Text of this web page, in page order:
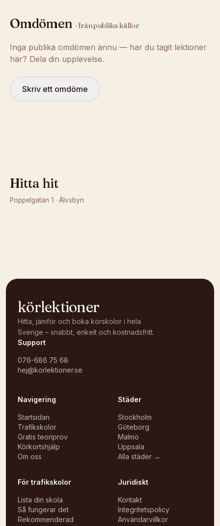
Omdömen · från publika källor
Inga publika omdömen ännu — har du tagit lektioner
här? Dela din upplevelse.
Skriv ett omdöme
Hitta hit
Poppelgatan 1 · Älvsbyn
körlektioner
Hitta, jämför och boka körskolor i hela
Sverige – snabbt, enkelt och kostnadsfritt.
Support
076-686 75 68
hej@korlektioner.se
Navigering
Startsidan
Trafikskolor
Gratis teoriprov
Körkortshjälp
Om oss
Städer
Stockholm
Göteborg
Malmö
Uppsala
Alla städer →
För trafikskolor
Lista din skola
Så fungerar det
Rekommenderad
Juridiskt
Kontakt
Integritetspolicy
Användarvillkor